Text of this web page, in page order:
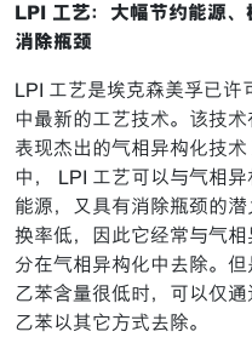
LPI 工艺：大幅节约能源、
消除瓶颈
LPI 工艺是埃克森美孚已许
中最新的工艺技术。该技
表现杰出的气相异构化技
中， LPI 工艺可以与气相
能源，又具有消除瓶颈的
换率低，因此它经常与气
分在气相异构化中去除。
乙苯含量很低时，可以仅通
乙苯以其它方式去除。